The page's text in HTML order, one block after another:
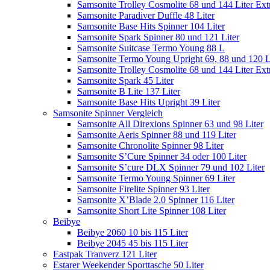
Samsonite Trolley Cosmolite 68 und 144 Liter
Samsonite Paradiver Duffle 48 Liter
Samsonite Base Hits Spinner 104 Liter
Samsonite Spark Spinner 80 und 121 Liter
Samsonite Suitcase Termo Young 88 L
Samsonite Termo Young Upright 69, 88 und 120
Samsonite Trolley Cosmolite 68 und 144 Liter
Samsonite Spark 45 Liter
Samsonite B Lite 137 Liter
Samsonite Base Hits Upright 39 Liter
Samsonite Spinner Vergleich
Samsonite All Direxions Spinner 63 und 98 Liter
Samsonite Aeris Spinner 88 und 119 Liter
Samsonite Chronolite Spinner 98 Liter
Samsonite S’Cure Spinner 34 oder 100 Liter
Samsonite S’cure DLX Spinner 79 und 102 Liter
Samsonite Termo Young Spinner 69 Liter
Samsonite Firelite Spinner 93 Liter
Samsonite X’Blade 2.0 Spinner 116 Liter
Samsonite Short Lite Spinner 108 Liter
Beibye
Beibye 2060 10 bis 115 Liter
Beibye 2045 45 bis 115 Liter
Eastpak Tranverz 121 Liter
Estarer Weekender Sporttasche 50 Liter